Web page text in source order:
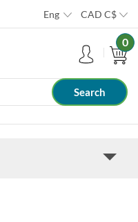
Eng CAD C$
0